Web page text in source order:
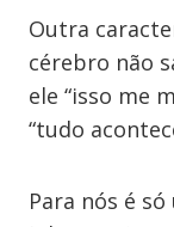
Outra
cérebro não
ele “isso me
“tudo
Para nós é